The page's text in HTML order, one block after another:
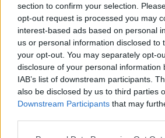
section to confirm your selection.
opt-out request is processed you may
interest-based ads based on personal
us or personal information disclosed to
your opt-out. You may separately opt-
disclosure of your personal information
IAB’s list of downstream participants.
also be disclosed by us to third parties
Downstream Participants that may
Székely Sport
Aranyérmek
haza
Nőileg